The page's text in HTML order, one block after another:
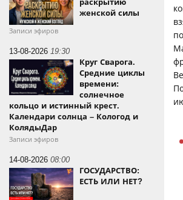
раскрытию
женской силы
Записи эфиров
13-08-2026 19:30
Круг Сварога.
Средние циклы
времени:
солнечное
кольцо и истинный крест.
Календари солнца – Кологод и
КолядыДар
Записи эфиров
14-08-2026 08:00
ГОСУДАРСТВО:
ЕСТЬ ИЛИ НЕТ?